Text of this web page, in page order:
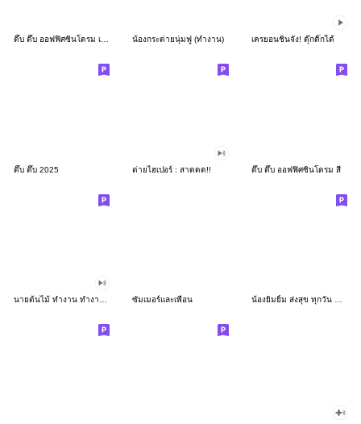
ดึ๊บ ดึ๊บ ออฟฟิศซินโดรม เก้า น้องกระต่ายนุ่มฟู (ทำงาน) เครยอนชินจัง! ดุ๊กดิ๊กได้
ดึ๊บ ดึ๊บ 2025 ต่ายไฮเปอร์ : สาดดด!! ดึ๊บ ดึ๊บ ออฟฟิศซินโดรม สี่
ซัมเมอร์และเพื่อน